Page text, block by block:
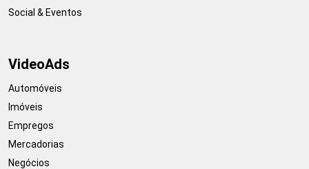
Social & Eventos
VideoAds
Automóveis
Imóveis
Empregos
Mercadorias
Negócios